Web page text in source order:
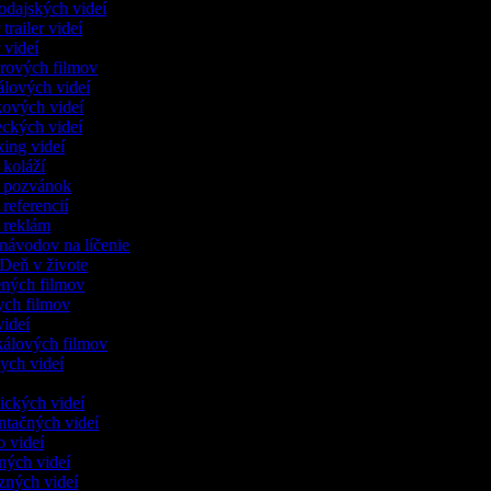
videí
trailer videí
videí
filmov
videí
videí
videí
videí
koláží
pozvánok
referencií
reklám
na líčenie
v živote
filmov
filmov
filmov
videí
videí
videí
videí
videí
videí